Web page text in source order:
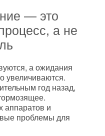
— это
а не
а ожидания
увеличиваются.
год назад,
аппаратов и
проблемы для